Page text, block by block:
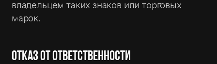
владельцем таких знаков или торговых
марок.
ОТКАЗ ОТ ОТВЕТСТВЕННОСТИ